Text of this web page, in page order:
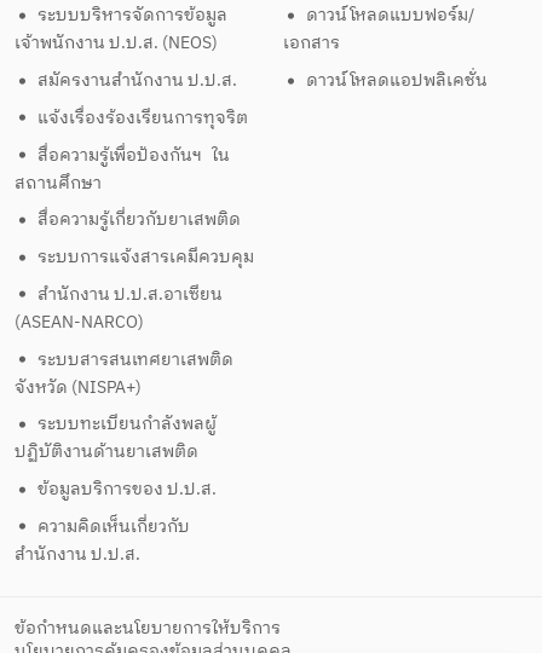
ระบบบริหารจัดการข้อมูล
เจ้าพนักงาน ป.ป.ส. (NEOS)
สมัครงานสำนักงาน ป.ป.ส.
แจ้งเรื่องร้องเรียนการทุจริต
สื่อความรู้เพื่อป้องกันฯ ใน
สถานศึกษา
สื่อความรู้เกี่ยวกับยาเสพติด
ระบบการแจ้งสารเคมีควบคุม
สำนักงาน ป.ป.ส.อาเซียน
(ASEAN-NARCO)
ระบบสารสนเทศยาเสพติด
จังหวัด (NISPA+)
ระบบทะเบียนกำลังพลผู้
ปฏิบัติงานด้านยาเสพติด
ข้อมูลบริการของ ป.ป.ส.
ความคิดเห็นเกี่ยวกับ
สำนักงาน ป.ป.ส.
ดาวน์โหลดแบบฟอร์ม/
เอกสาร
ดาวน์โหลดแอปพลิเคชั่น
ข้อกำหนดและนโยบายการให้บริการ